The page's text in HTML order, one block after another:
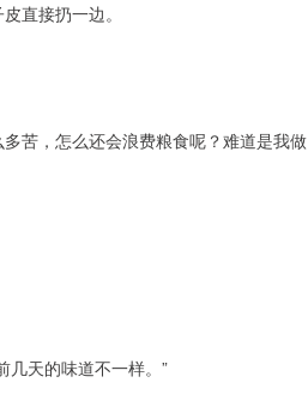
直接扔一边。
苦，怎么还会浪费粮食呢？难道是我做
几天的味道不一样。”
300 4694.44